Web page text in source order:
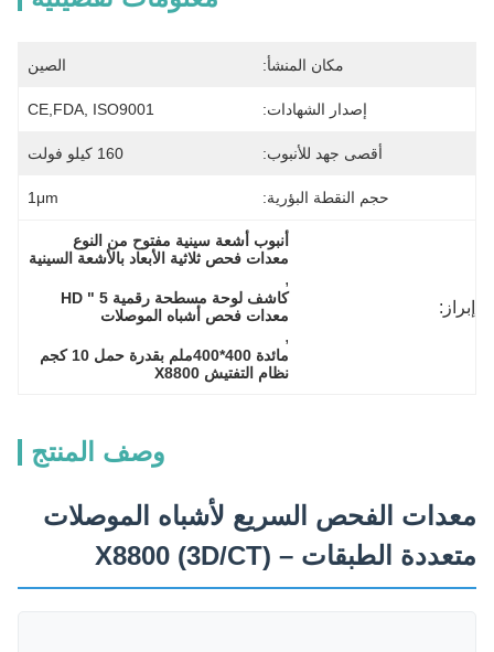
مكان المنشأ: الصين
إصدار الشهادات: CE,FDA, ISO9001
أقصى جهد للأنبوب: 160 كيلو فولت
حجم النقطة البؤرية: 1μm
إبراز:
معدات فحص ثلاثية الأبعاد بالأشعة السينية
,
معدات فحص أشباه الموصلات
,
نظام التفتيش X8800
وصف المنتج
معدات الفحص السريع لأشباه الموصلات
متعددة الطبقات – X8800 (3D/CT)